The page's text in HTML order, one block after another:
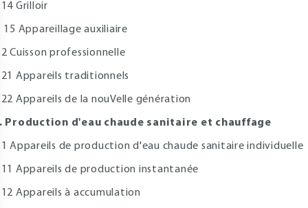
Grilloir
15 Appareillage auxiliaire
Cuisson professionnelle
Appareils traditionnels
Appareils de la nouVelle génération
Production d'eau chaude sanitaire et chauffage
Appareils de production d'eau chaude sanitaire individuelle
Appareils de production instantanée
Appareils à accumulation